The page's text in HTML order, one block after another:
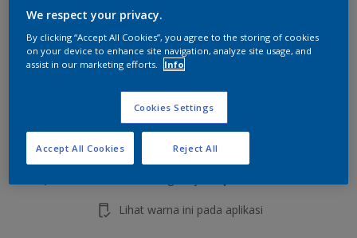
Ukuran
2.5 L 20 L
Kalkulator cat
Hitung
Lihat warna ini pada aplikasi
We respect your privacy.
By clicking “Accept All Cookies”, you agree to the storing of cookies
on your device to enhance site navigation, analyze site usage, and
assist in our marketing efforts.
Info
Cookies Settings
Reject All
Accept All Cookies